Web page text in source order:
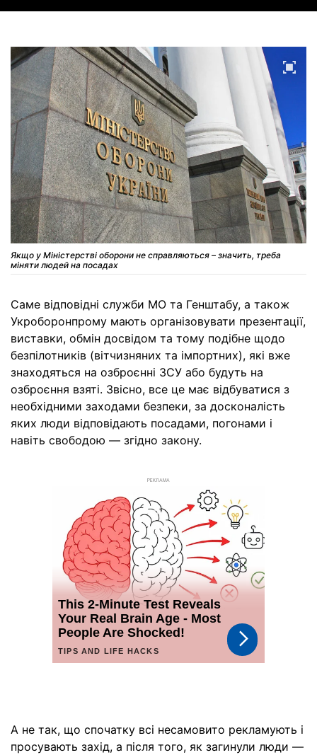
Якщо у Міністерстві оборони не справляються – значить, треба
міняти людей на посадах
Саме відповідні служби МО та Генштабу, а також
Укроборонпрому мають організовувати презентації,
виставки, обмін досвідом та тому подібне щодо
безпілотників (вітчизняних та імпортних), які вже
знаходяться на озброєнні ЗСУ або будуть на
озброєння взяті. Звісно, все це має відбуватися з
необхідними заходами безпеки, за досконалість
яких люди відповідають посадами, погонами і
навіть свободою — згідно закону.
РЕКЛАМА
А не так, що спочатку всі несамовито рекламують і
просувають захід, а після того, як загинули люди —